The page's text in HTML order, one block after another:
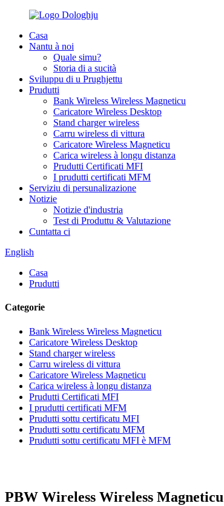
Casa
Nantu à noi
Quale simu?
Storia di a sucità
Sviluppu di u Prughjettu
Prudutti
Bank Wireless Wireless Magneticu
Caricatore Wireless Desktop
Stand charger wireless
Carru wireless di vittura
Caricatore Wireless Magneticu
Carica wireless à longu distanza
Prudutti Certificati MFI
I prudutti certificati MFM
Serviziu di persunalizazione
Notizie
Notizie d'industria
Test di Produttu & Valutazione
Cuntatta ci
English
Casa
Prudutti
Categorie
Bank Wireless Wireless Magneticu
Caricatore Wireless Desktop
Stand charger wireless
Carru wireless di vittura
Caricatore Wireless Magneticu
Carica wireless à longu distanza
Prudutti Certificati MFI
I prudutti certificati MFM
Prudutti sottu certificatu MFI
Prudutti sottu certificatu MFM
Prudutti sottu certificatu MFI è MFM
PBW Wireless Wireless Magneticu